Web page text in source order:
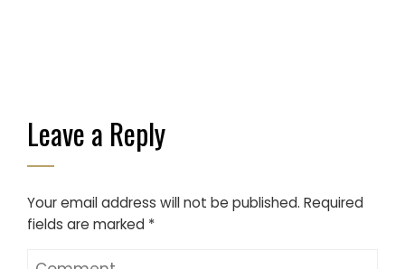
Leave a Reply
Your email address will not be published. Required
fields are marked *